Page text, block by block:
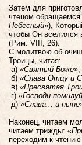
Затем для
чтецом
Небесный»),
чтобы Он вселился
(Рим. VIII, 26).
С молитвою об
Троицы, читая:
а) «Святый Боже»;
б) «Слава Отцу и
в) «Пресвятая
г) «Господи
д) «Слава... и
Наконец, читаем
читаем трижды:
переходим к